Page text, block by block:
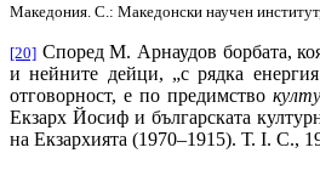
Македония. С.: Македонски научен
[20] Според М. Арнаудов борбата,
и нейните дейци, „с рядка
отговорност, е по предимство
Екзарх Йосиф и българската
на Екзархията (1970–1915). Т. I. С.,